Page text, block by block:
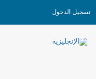
تسجيل الدخول